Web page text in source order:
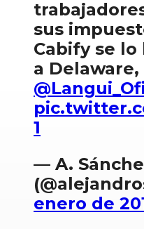
sus
Cabify se
a Delaware,
1
— A.
enero de